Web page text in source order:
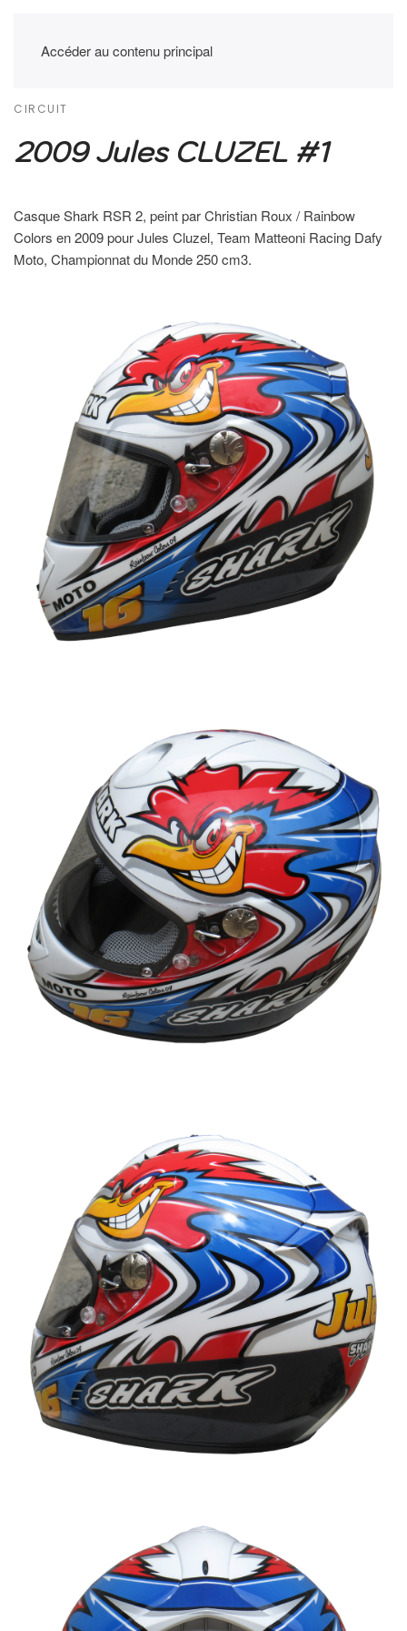
Accéder au contenu principal
CIRCUIT
2009 Jules CLUZEL #1
Casque Shark RSR 2, peint par Christian Roux / Rainbow
Colors en 2009 pour Jules Cluzel, Team Matteoni Racing Dafy
Moto, Championnat du Monde 250 cm3.